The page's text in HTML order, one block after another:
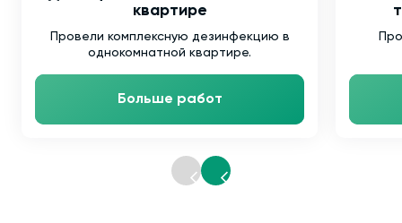
квартире
Провели комплексную дезинфекцию в
однокомнатной квартире.
Больше работ